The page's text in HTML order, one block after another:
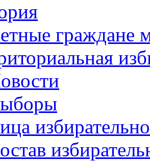
граждане